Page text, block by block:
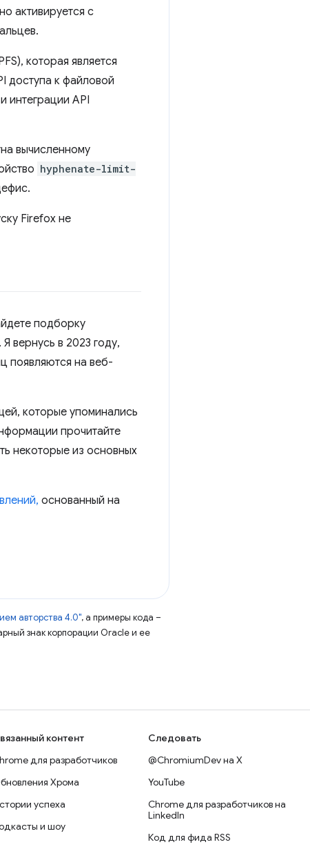
активируется с
которая является
доступа к файловой
и интеграции API
вычисленному
hyphenate-limit-
Firefox не
подборку
вернусь в 2023 году,
появляются на веб-
которые упоминались
прочитайте
некоторые из основных
основанный на
авторства 4.0", а примеры кода –
знак корпорации Oracle и ее
контент
для разработчиков
Хрома
успеха
и шоу
Следовать
@ChromiumDev на X
YouTube
Chrome для разработчиков на
LinkedIn
Код для фида RSS